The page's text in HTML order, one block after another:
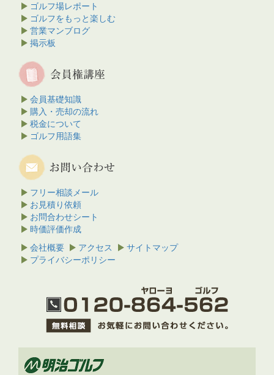
ゴルフ場レポート
ゴルフをもっと楽しむ
営業マンブログ
掲示板
会員基礎知識
購入・売却の流れ
税金について
ゴルフ用語集
フリー相談メール
お見積り依頼
お問合わせシート
時価評価作成
会社概要
アクセス
サイトマップ
プライバシーポリシー